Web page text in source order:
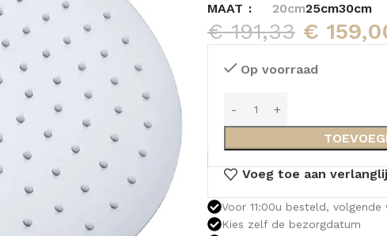
MAAT 20cm25cm30cm
€191,33 €
Op voorraad
Voeg toe aan
Voor 11:00u besteld, volgende
Kies zelf de bezorgdatum